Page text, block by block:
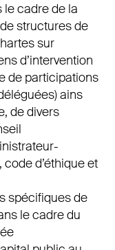
cadre de la
structures de
sur
d’intervention
de participations
ains
de divers
d’éthique et
spécifiques de
le cadre du